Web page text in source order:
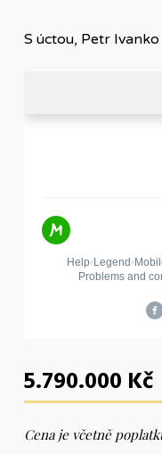
S úctou, Petr
5.790.000 Kč
Cena je včetně